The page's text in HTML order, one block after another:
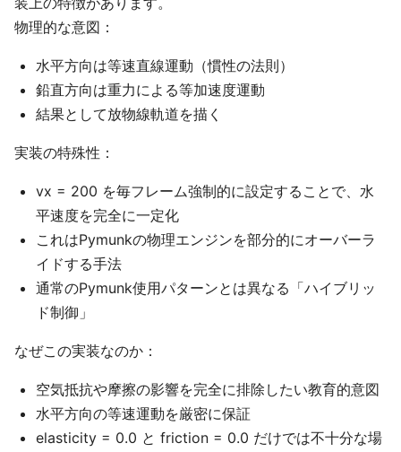
物理的な意図：
水平方向は等速直線運動（慣性の法則）
鉛直方向は重力による等加速度運動
結果として放物線軌道を描く
実装の特殊性：
vx = 200 を毎フレーム強制的に設定することで、水
平速度を完全に一定化
これはPymunkの物理エンジンを部分的にオーバーラ
イドする手法
通常のPymunk使用パターンとは異なる「ハイブリッ
ド制御」
なぜこの実装なのか：
空気抵抗や摩擦の影響を完全に排除したい教育的意図
水平方向の等速運動を厳密に保証
elasticity = 0.0 と friction = 0.0 だけでは不十分な場